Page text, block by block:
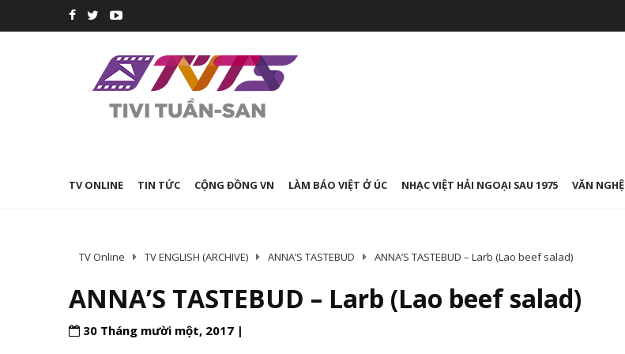
TV ONLINE TIN TỨC CỘNG ĐỒNG VN LÀM BÁO VIỆT Ở ÚC NHẠC VIỆT HẢI NGOẠI SAU 1975 VĂN NGHỆ
TV Online TV ENGLISH (ARCHIVE) ANNA’S TASTEBUD ANNA’S TASTEBUD – Larb (Lao beef salad)
ANNA’S TASTEBUD – Larb (Lao beef salad)
30 Tháng mười một, 2017 |